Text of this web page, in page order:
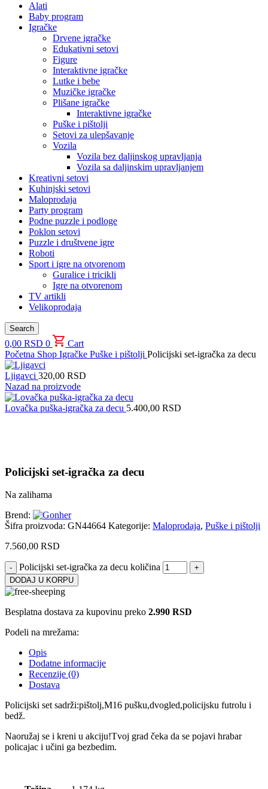
Alati
Baby program
Igračke
Drvene igračke
Edukativni setovi
Figure
Interaktivne igračke
Lutke i bebe
Muzičke igračke
Plišane igračke
Interaktivne igračke
Puške i pištolji
Setovi za ulepšavanje
Vozila
Vozila bez daljinskog upravljanja
Vozila sa daljinskim upravljanjem
Kreativni setovi
Kuhinjski setovi
Maloprodaja
Party program
Podne puzzle i podloge
Poklon setovi
Puzzle i društvene igre
Roboti
Sport i igre na otvorenom
Guralice i tricikli
Igre na otvorenom
TV artikli
Velikoprodaja
Search
0,00 RSD 0
Cart
Početna Shop Igračke Puške i pištolji Policijski set-igračka za decu
Ljigavci 320,00 RSD
Nazad na proizvode
Lovačka puška-igračka za decu 5.400,00 RSD
Policijski set-igračka za decu
Na zalihama
Brend:
Šifra proizvoda: GN44664 Kategorije: Maloprodaja, Puške i pištolji
7.560,00 RSD
Policijski set-igračka za decu količina
DODAJ U KORPU
Besplatna dostava za kupovinu preko 2.990 RSD
Podeli na mrežama:
Opis
Dodatne informacije
Recenzije (0)
Dostava
Policijski set sadrži:pištolj,M16 pušku,dvogled,policijsku futrolu i
bedž.
Naoružaj se i kreni u akciju!Tvoj grad čeka da se pojavi hrabar
policajac i učini ga bezbedim.